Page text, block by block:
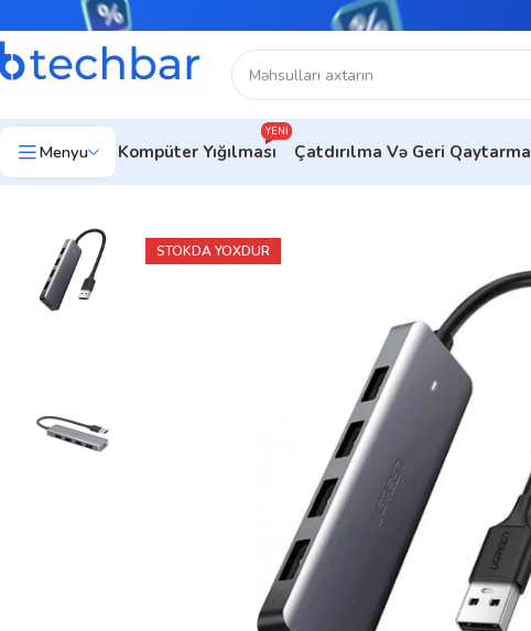
Menyu Kompüter Yığılması
YENI
Çatdırılma Və Geri Qaytarma
Ev Kompüter aksesuarları
STOKDA YOXDUR